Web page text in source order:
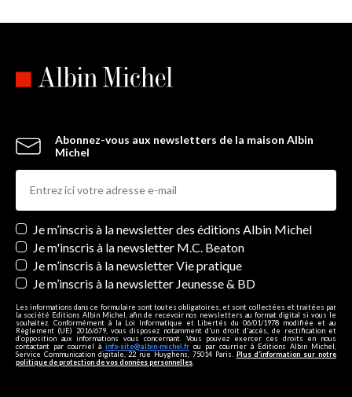
Abonnez-vous aux newsletters de la maison Albin
Michel
Newsletters
Je m’inscris à la newsletter des éditions Albin Michel
Je m'inscris à la newsletter M.C. Beaton
Je m’inscris à la newsletter Vie pratique
Je m’inscris à la newsletter Jeunesse & BD
Les informations dans ce formulaire sont toutes obligatoires, et sont collectées et traitées par
la société Editions Albin Michel, afin de recevoir nos newsletters au format digital si vous le
souhaitez. Conformément à la Loi Informatique et Libertés du 06/01/1978 modifiée et au
Règlement (UE) 2016/679, vous disposez notamment d'un droit d'accès, de rectification et
d’opposition aux informations vous concernant. Vous pouvez exercer ces droits en nous
contactant par courriel à info-site@albin-michel.fr ou par courrier à Editions Albin Michel,
Service Communication digitale, 22 rue Huyghens, 75014 Paris. Plus d’information sur notre
politique de protection de vos données personnelles